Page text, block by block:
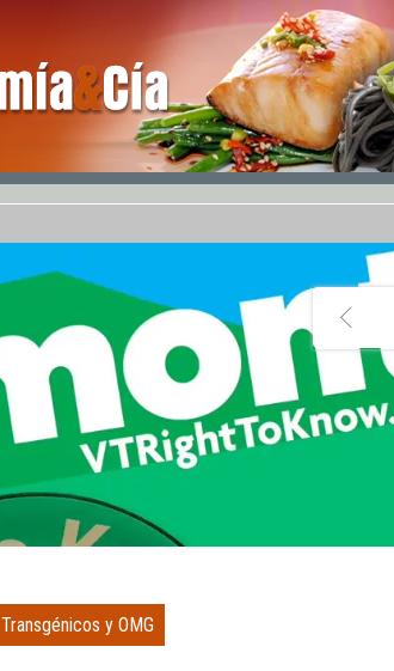
Transgénicos y OMG